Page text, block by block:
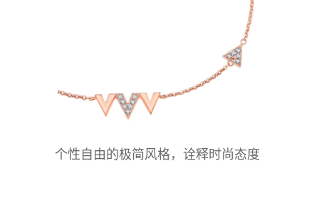
个性自由的极简风格，诠释时尚态度